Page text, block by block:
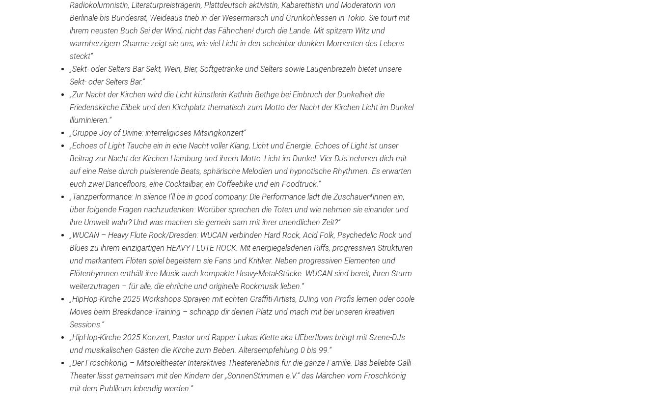
Radiokolumnistin, Literaturpreisträgerin, Plattdeutsch aktivistin, Kabarettistin und Moderatorin von
Berlinale bis Bundesrat, Weideaus trieb in der Wesermarsch und Grünkohlessen in Tokio. Sie tourt mit
ihrem neusten Buch Sei der Wind, nicht das Fähnchen! durch die Lande. Mit spitzem Witz und
warmherzigem Charme zeigt sie uns, wie viel Licht in den scheinbar dunklen Momenten des Lebens
steckt“
„Sekt- oder Selters Bar Sekt, Wein, Bier, Softgetränke und Selters sowie Laugenbrezeln bietet unsere
Sekt- oder Selters Bar.“
„Zur Nacht der Kirchen wird die Licht künstlerin Kathrin Bethge bei Einbruch der Dunkelheit die
Friedenskirche Eilbek und den Kirchplatz thematisch zum Motto der Nacht der Kirchen Licht im Dunkel
illuminieren.“
„Gruppe Joy of Divine: interreligiöses Mitsingkonzert“
„Echoes of Light Tauche ein in eine Nacht voller Klang, Licht und Energie. Echoes of Light ist unser
Beitrag zur Nacht der Kirchen Hamburg und ihrem Motto: Licht im Dunkel. Vier DJs nehmen dich mit
auf eine Reise durch pulsierende Beats, sphärische Melodien und hypnotische Rhythmen. Es erwarten
euch zwei Dancefloors, eine Cocktailbar, ein Coffeebike und ein Foodtruck.“
„Tanzperformance: In silence I’ll be in good company: Die Performance lädt die Zuschauer*innen ein,
über folgende Fragen nachzudenken: Worüber sprechen die Toten und wie nehmen sie einander und
ihre Umwelt wahr? Und was machen sie gemein sam mit ihrer unendlichen Zeit?“
„WUCAN – Heavy Flute Rock/Dresden: WUCAN verbinden Hard Rock, Acid Folk, Psychedelic Rock und
Blues zu ihrem einzigartigen HEAVY FLUTE ROCK. Mit energiegeladenen Riffs, progressiven Strukturen
und markantem Flöten spiel begeistern sie Fans und Kritiker. Neben progressiven Elementen und
Flötenhymnen enthält ihre Musik auch kompakte Heavy-Metal-Stücke. WUCAN sind bereit, ihren Sturm
weiterzutragen – für alle, die ehrliche und originelle Rockmusik lieben.“
„HipHop-Kirche 2025 Workshops Sprayen mit echten Graffiti-Artists, DJing von Profis lernen oder coole
Moves beim Breakdance-Training – schnapp dir deinen Platz und mach mit bei unseren kreativen
Sessions.“
„HipHop-Kirche 2025 Konzert, Pastor und Rapper Lukas Klette aka UEberflows bringt mit Szene-DJs
und musikalischen Gästen die Kirche zum Beben. Altersempfehlung 0 bis 99.“
„Der Froschkönig – Mitspieltheater Interaktives Theatererlebnis für die ganze Familie. Das beliebte Galli-
Theater lässt gemeinsam mit den Kindern der „SonnenStimmen e.V.“ das Märchen vom Froschkönig
mit dem Publikum lebendig werden.“